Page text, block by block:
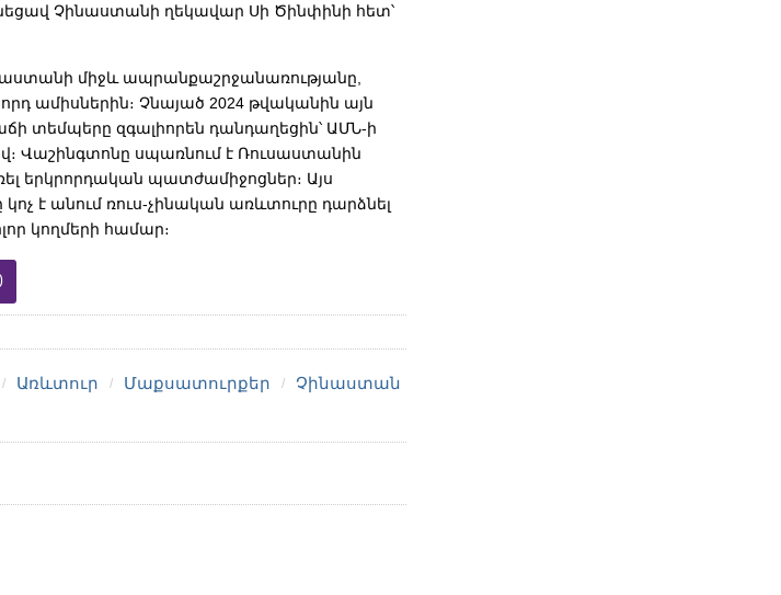
Չինաստանի ղեկավար Սի Ծինփինի հետ՝
միջև ապրանքաշրջանառությանը,
ամիսներին։ Չնայած 2024 թվականին այն
տեմպերը զգալիորեն դանդաղեցին՝ ԱՄՆ-ի
Վաշինգտոնը սպառնում է Ռուսաստանին
երկրորդական պատժամիջոցներ։ Այս
է անում ռուս-չինական առևտուրը դարձնել
կողմերի համար։
Առևտուր Մաքսատուրքեր
Չինաստան